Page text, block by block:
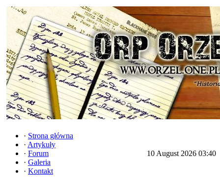
· Strona główna
· Artykuły
· Forum
· Galeria
· Kontakt
10 August 2026 03:40